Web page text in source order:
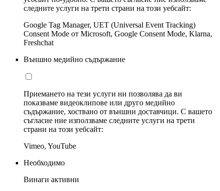
следните услуги на трети страни на този уебсайт:
Google Tag Manager, UET (Universal Event Tracking)
Consent Mode от Microsoft, Google Consent Mode, Klarna,
Freshchat
Външно медийно съдържание
Приемането на тези услуги ни позволява да ви
показваме видеоклипове или друго медийно
съдържание, хоствано от външни доставчици. С вашето
съгласие ние използваме следните услуги на трети
страни на този уебсайт:
Vimeo, YouTube
Необходимо
Винаги активни